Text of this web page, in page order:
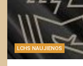
LCHS NAUJIENOS